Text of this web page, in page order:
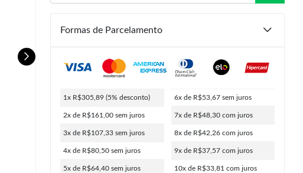
459,90
321,99
R$ 33,81
305,89
5% de desconto no PIX
Formas de Parcelamento
1x R$305,89 (5% desconto)
2x de R$161,00 sem juros
3x de R$107,33 sem juros
4x de R$80,50 sem juros
5x de R$64,40 sem juros
6x de R$53,67 sem juros
7x de R$48,30 com juros
8x de R$42,26 com juros
9x de R$37,57 com juros
10x de R$33,81 com juros